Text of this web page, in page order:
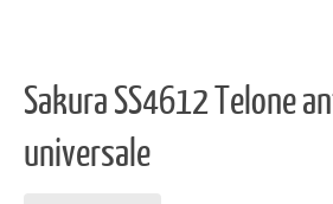
Sakura SS4612 Telone
universale